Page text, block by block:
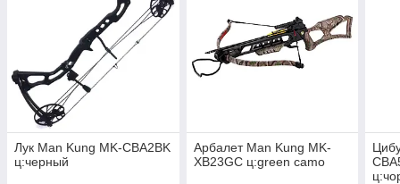
Лук Man Kung MK-CBA2BK
ц:черный
Арбалет Man Kung MK-
XB23GC ц:green camo